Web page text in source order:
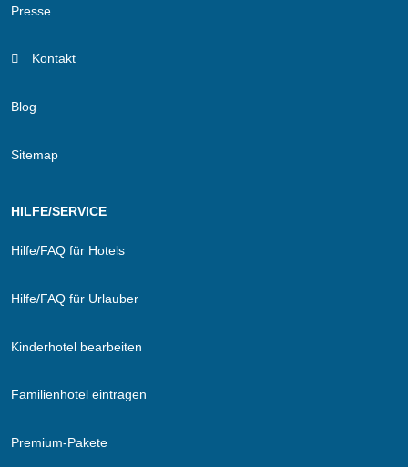
Presse
Kontakt
Blog
Sitemap
HILFE/SERVICE
Hilfe/FAQ für Hotels
Hilfe/FAQ für Urlauber
Kinderhotel bearbeiten
Familienhotel eintragen
Premium-Pakete